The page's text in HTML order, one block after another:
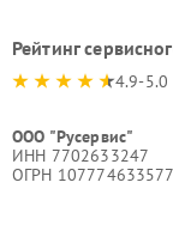
Рейтинг
4.9-5.0
ООО "Русервис"
ИНН 7702633247
ОГРН